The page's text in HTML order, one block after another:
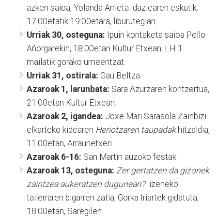
azken saioa, Yolanda Arrieta idazlearen eskutik.
17:00etatik 19:00etara, liburutegian.
Urriak 30, osteguna: Ipuin kontaketa saioa Pello
Añorgarekin, 18:00etan Kultur Etxean, LH 1
mailatik gorako umeentzat.
Urriak 31, ostirala: Gau Beltza.
Azaroak 1, larunbata: Sara Azurzaren kontzertua,
21:00etan Kultur Etxean.
Azaroak 2, igandea: Joxe Mari Sarasola Zainbizi
elkarteko kidearen Heriotzaren taupadakhitzaldia,
11:00etan, Arraunetxen.
Azaroak 6-16: San Martin auzoko festak.
Azaroak 13, osteguna: Zer gertatzen da gizonek
zaintzea aukeratzen dugunean?izeneko
tailerraren bigarren zatia, Gorka Iriartek gidatuta,
18:00etan, Saregilen.